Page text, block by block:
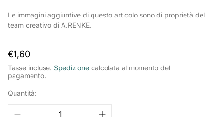
Le immagini aggiuntive di questo articolo sono di proprietà del
team creativo di A.RENKE.
Prezzo
normale
€1,60
Tasse incluse. Spedizione calcolata al momento del
pagamento.
Quantità: